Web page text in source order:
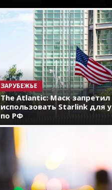
ЗАРУБЕЖЬЕ
The Atlantic: Маск
использовать Starlink для
по РФ